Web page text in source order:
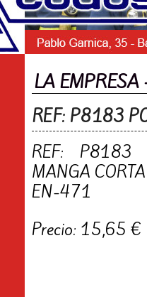
LA EMPRESA
REF: P8183
REF: P8183
MANGA CORTA
EN-471
Precio: 15,65 €